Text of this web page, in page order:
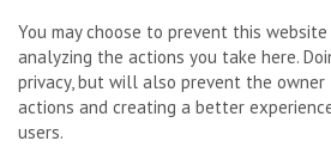
You may choose to prevent this
analyzing the actions you take here.
privacy, but will also prevent the
actions and creating a better
users.